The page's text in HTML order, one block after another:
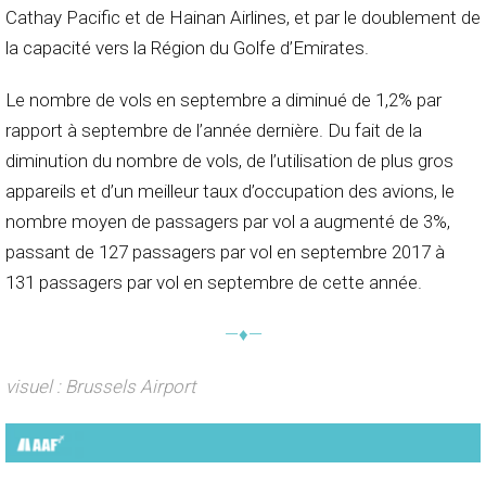
Cathay Pacific et de Hainan Airlines, et par le doublement de
la capacité vers la Région du Golfe d’Emirates.
Le nombre de vols en septembre a diminué de 1,2% par
rapport à septembre de l’année dernière. Du fait de la
diminution du nombre de vols, de l’utilisation de plus gros
appareils et d’un meilleur taux d’occupation des avions, le
nombre moyen de passagers par vol a augmenté de 3%,
passant de 127 passagers par vol en septembre 2017 à
131 passagers par vol en septembre de cette année.
—♦—
visuel : Brussels Airport